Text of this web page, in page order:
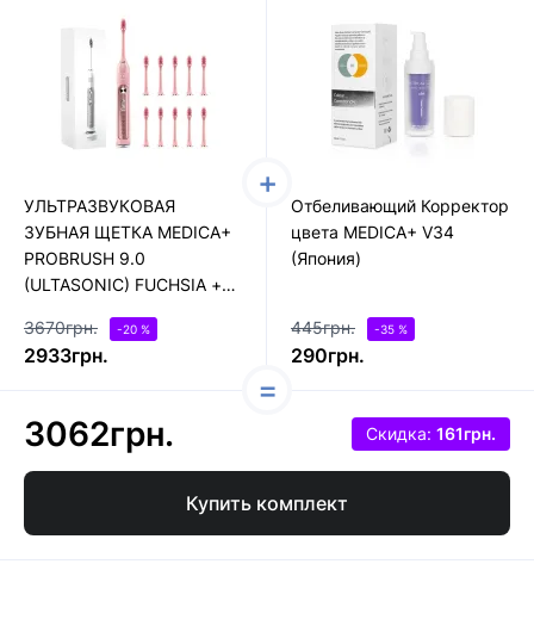
УЛЬТРАЗВУКОВАЯ
ЗУБНАЯ ЩЕТКА MEDICA+
PROBRUSH 9.0
(ULTASONIC) FUCHSIA +
ШТУК) ( ЯПОНИЯ )
3670грн. -20 %
2933грн.
Отбеливающий Корректор
цвета MEDICA+ V34
(Япония)
445грн. -35 %
290грн.
3062грн. Скидка: 161грн.
Купить комплект